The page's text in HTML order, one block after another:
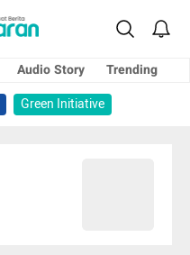
Audio Story
Trending
Green Initiative